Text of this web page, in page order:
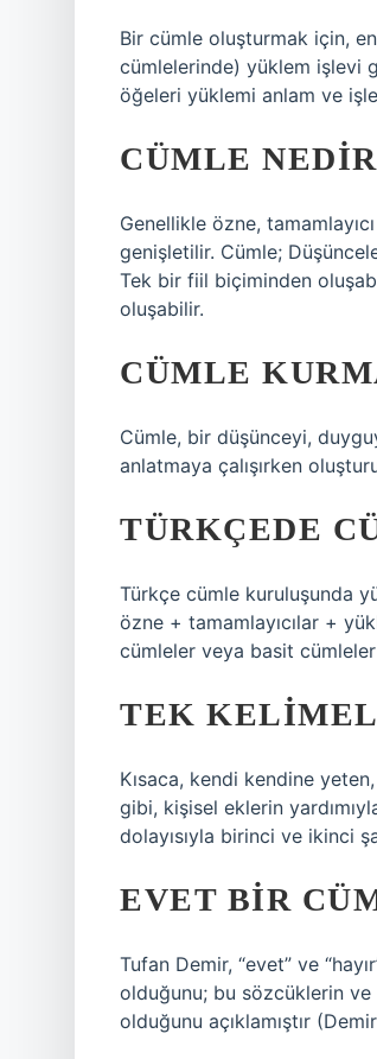
Bir cümle oluşturmak için,
cümlelerinde) yüklem işlevi
öğeleri yüklemi anlam ve
CÜMLE
Genellikle özne,
genişletilir. Cümle;
Tek bir fiil biçiminden
oluşabilir.
CÜMLE
Cümle, bir düşünceyi,
anlatmaya çalışırken
TÜRKÇEDE
Türkçe cümle kuruluşunda
özne + tamamlayıcılar +
cümleler veya basit
TEK
Kısaca, kendi kendine
gibi, kişisel eklerin
dolayısıyla birinci ve ikinci
EVET BIR
Tufan Demir, “evet” ve
olduğunu; bu sözcüklerin
olduğunu açıklamıştır